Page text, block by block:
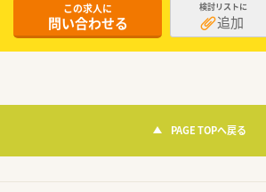
この求人に
問い合わせる
検討リストに
追加
PAGE TOPへ戻る